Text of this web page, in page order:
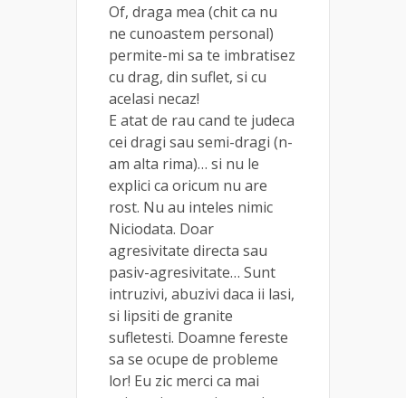
Of, draga mea (chit ca nu
ne cunoastem personal)
permite-mi sa te imbratisez
cu drag, din suflet, si cu
acelasi necaz!
E atat de rau cand te judeca
cei dragi sau semi-dragi (n-
am alta rima)… si nu le
explici ca oricum nu are
rost. Nu au inteles nimic
Niciodata. Doar
agresivitate directa sau
pasiv-agresivitate… Sunt
intruzivi, abuzivi daca ii lasi,
si lipsiti de granite
sufletesti. Doamne fereste
sa se ocupe de probleme
lor! Eu zic merci ca mai